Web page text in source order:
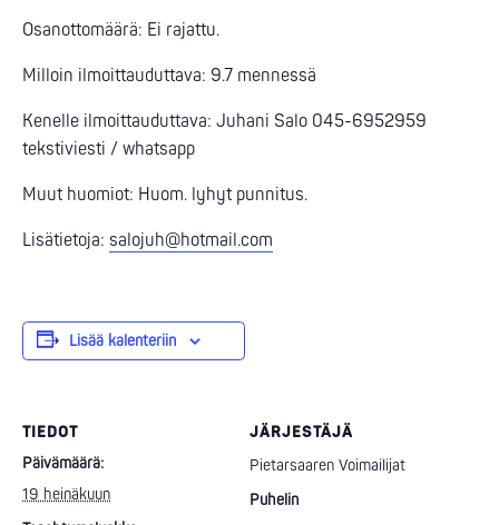
Osanottomäärä: Ei rajattu.
Milloin ilmoittauduttava: 9.7 mennessä
Kenelle ilmoittauduttava: Juhani Salo 045-6952959
tekstiviesti / whatsapp
Muut huomiot: Huom. lyhyt punnitus.
Lisätietoja: salojuh@hotmail.com
Lisää kalenteriin
TIEDOT
Päivämäärä:
19 heinäkuun
JÄRJESTÄJÄ
Pietarsaaren Voimailijat
Puhelin